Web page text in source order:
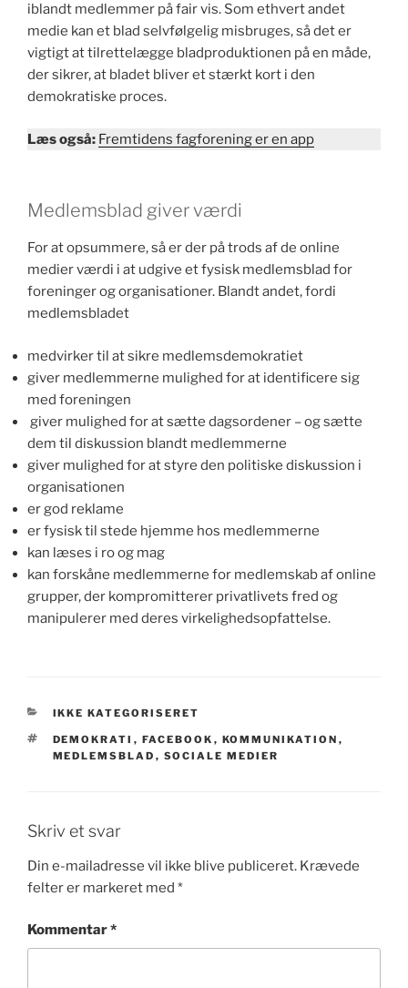
iblandt medlemmer på fair vis. Som ethvert andet
medie kan et blad selvfølgelig misbruges, så det er
vigtigt at tilrettelægge bladproduktionen på en måde,
der sikrer, at bladet bliver et stærkt kort i den
demokratiske proces.
Læs også: Fremtidens fagforening er en app
Medlemsblad giver værdi
For at opsummere, så er der på trods af de online
medier værdi i at udgive et fysisk medlemsblad for
foreninger og organisationer. Blandt andet, fordi
medlemsbladet
medvirker til at sikre medlemsdemokratiet
giver medlemmerne mulighed for at identificere sig
med foreningen
giver mulighed for at sætte dagsordener – og sætte
dem til diskussion blandt medlemmerne
giver mulighed for at styre den politiske diskussion i
organisationen
er god reklame
er fysisk til stede hjemme hos medlemmerne
kan læses i ro og mag
kan forskåne medlemmerne for medlemskab af online
grupper, der kompromitterer privatlivets fred og
manipulerer med deres virkelighedsopfattelse.
KATEGORIER
IKKE KATEGORISERET
TAGS
DEMOKRATI , FACEBOOK , KOMMUNIKATION ,
MEDLEMSBLAD , SOCIALE MEDIER
Skriv et svar
Din e-mailadresse vil ikke blive publiceret. Krævede
felter er markeret med *
Kommentar*